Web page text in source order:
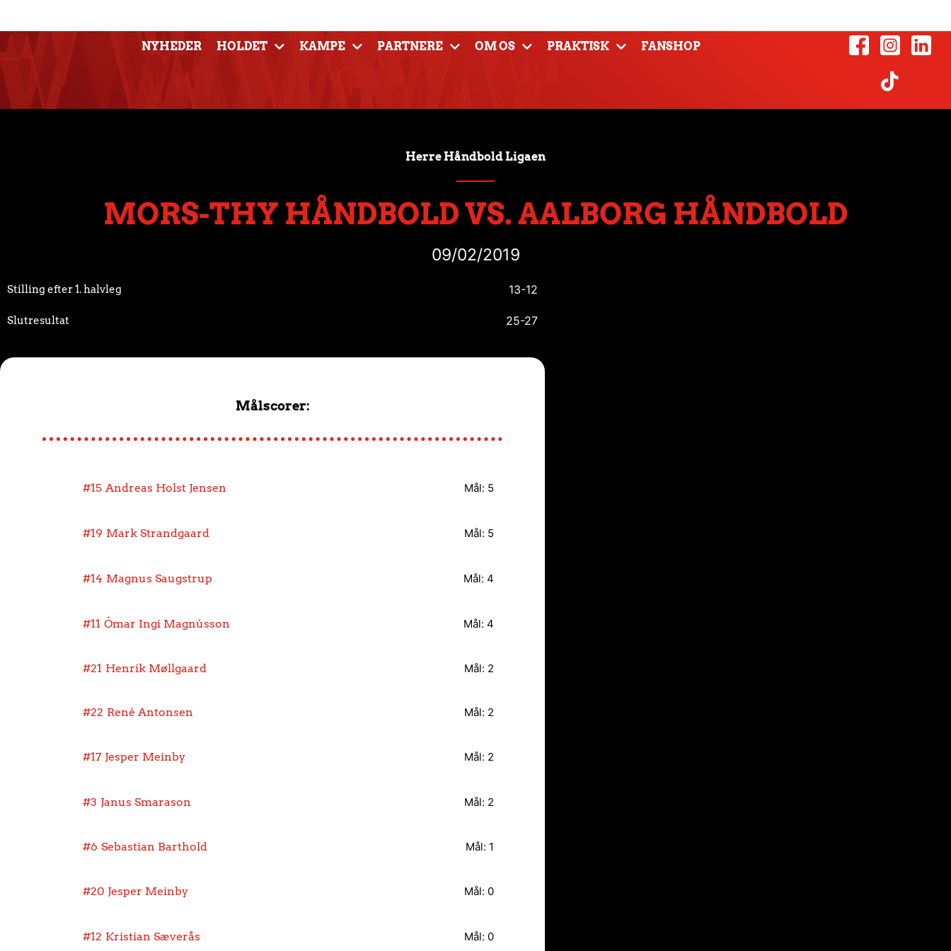
NYHEDER HOLDET KAMPE PARTNERE OM OS PRAKTISK FANSHOP
Herre Håndbold Ligaen
MORS-THY HÅNDBOLD VS. AALBORG HÅNDBOLD
09/02/2019
Stilling efter 1. halvleg 13-12
Slutresultat 25-27
Målscorer:
#15 Andreas Holst Jensen Mål: 5
#19 Mark Strandgaard Mål: 5
#14 Magnus Saugstrup Mål: 4
#11 Ómar Ingi Magnússon Mål: 4
#21 Henrik Møllgaard Mål: 2
#22 René Antonsen Mål: 2
#17 Jesper Meinby Mål: 2
#3 Janus Smarason Mål: 2
#6 Sebastian Barthold Mål: 1
#20 Jesper Meinby Mål: 0
#12 Kristian Sæverås Mål: 0